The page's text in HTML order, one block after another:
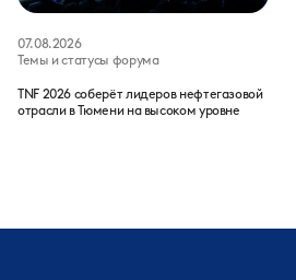
07.08.2026
Темы и статусы форума
TNF 2026 соберёт лидеров нефтегазовой
отрасли в Тюмени на высоком уровне